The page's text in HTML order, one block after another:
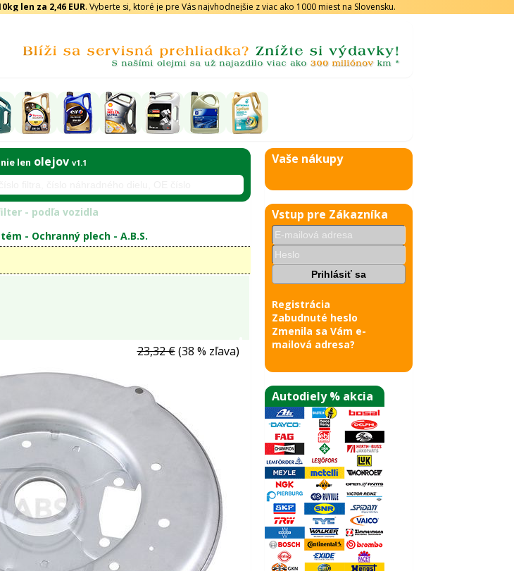
len za 2,46 EUR. Vyberte si, ktoré je pre Vás najvhodnejšie z viac ako 1000 miest na Slovensku.
nie len olejov v1.1
- podľa vozidla
- Ochranný plech- A.B.S.
23,32 €(38 % zľava)
Vaše nákupy
Vstup pre Zákazníka
Registrácia
Zabudnuté heslo
Zmenila sa Vám e-
mailová adresa?
Autodiely % akcia